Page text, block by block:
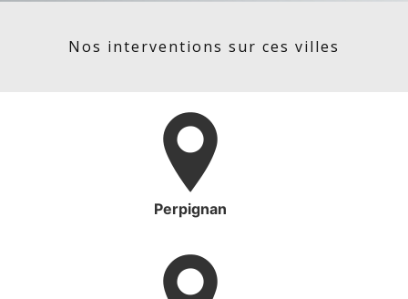
Nos interventions sur ces villes
Perpignan